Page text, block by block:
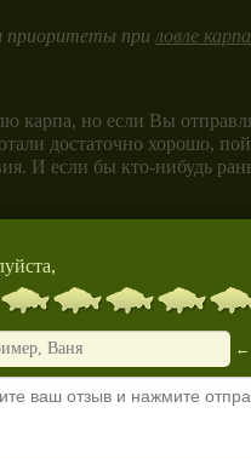
приоритеты при ловле карпа
карпа, но если Вы
достаточно хорошо,
И если бы кто-нибудь
туда сотни раз
в какой-то
Для многих рыбаков
элемент удачи.
←